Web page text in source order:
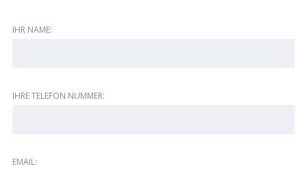
IHR NAME:
IHRE TELEFON NUMMER:
EMAIL: